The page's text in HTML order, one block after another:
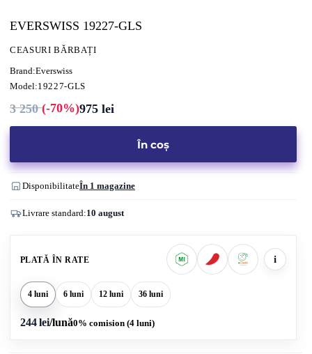
EVERSWISS 19227-GLS
CEASURI BĂRBAȚI
Brand:Everswiss
Model:19227-GLS
3 250(-70%)
Prețul
250 lei.
975 lei
Prețul
În coș
DisponibilitateÎn 1 magazine
Livrare standard:10 august
PLATĂ ÎN RATE i
4 luni 6 luni 12 luni 36 luni
244 lei/lună0% comision (4 luni)